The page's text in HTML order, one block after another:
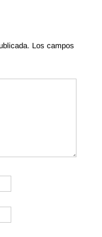
Los campos